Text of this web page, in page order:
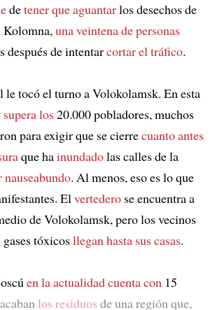
detener que aguantarlos desechos de
Kolomna,una veintena de personas
después de intentarcortar el tráfico.
tocó el turno a Volokolamsk. En esta
supera los20.000 pobladores, muchos
para exigir que se cierrecuanto antes
que hainundadolas calles de la
nauseabundo. Al menos, eso es lo que
Elvertederose encuentra a
de Volokolamsk, pero los vecinos
tóxicosllegan hasta sus casas.
en la actualidad cuenta con15
los residuos de una región que,